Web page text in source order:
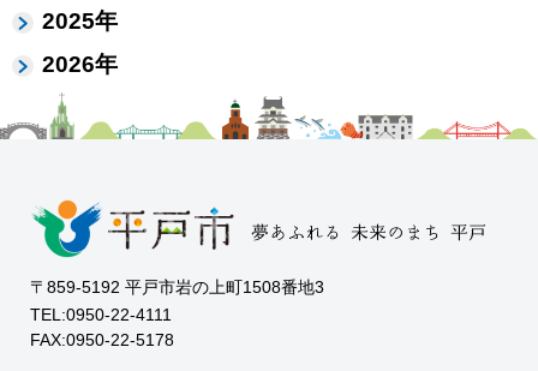
2025年
2026年
〒859-5192 平戸市岩の上町1508番地3
TEL:0950-22-4111
FAX:0950-22-5178